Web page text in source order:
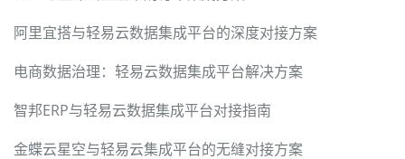
阿里宜搭与轻易云数据集成平台的深度对接方案
电商数据治理：轻易云数据集成平台解决方案
智邦ERP与轻易云数据集成平台对接指南
金蝶云星空与轻易云集成平台的无缝对接方案